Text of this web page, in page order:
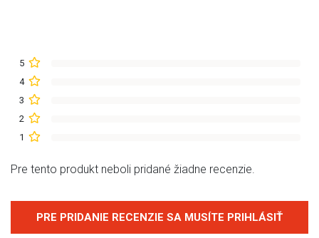
5
4
3
2
1
Pre tento produkt neboli pridané žiadne recenzie.
PRE PRIDANIE RECENZIE SA MUSÍTE PRIHLÁSIŤ